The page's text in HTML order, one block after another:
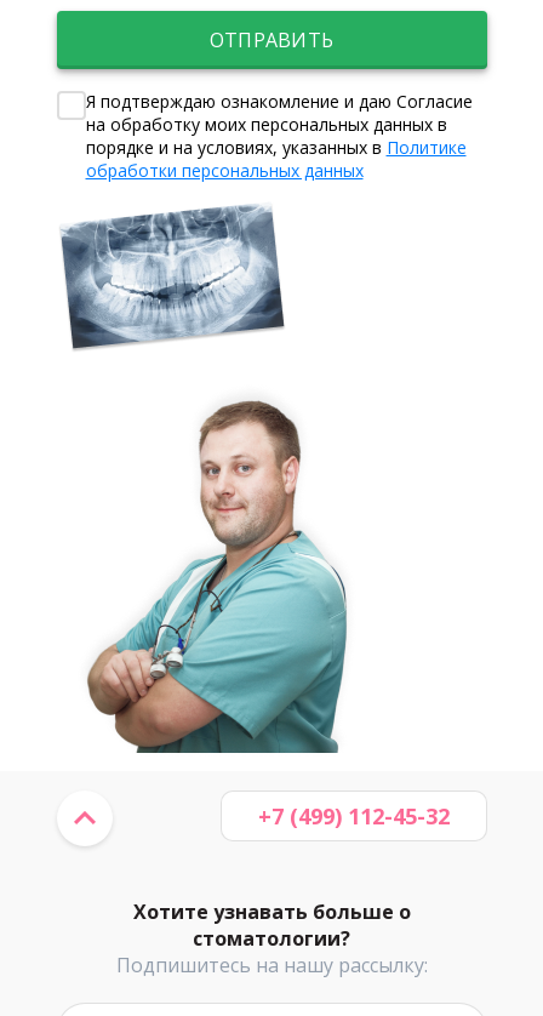
ОТПРАВИТЬ
Я подтверждаю ознакомление и даю Согласие
на обработку моих персональных данных в
порядке и на условиях, указанных в Политике
обработки персональных данных
Хотите узнавать больше о
стоматологии?
Подпишитесь на нашу рассылку:
+7 (499) 112-45-32